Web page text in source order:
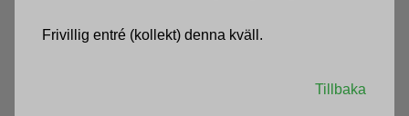
Frivillig entré (kollekt) denna kväll.
Tillbaka